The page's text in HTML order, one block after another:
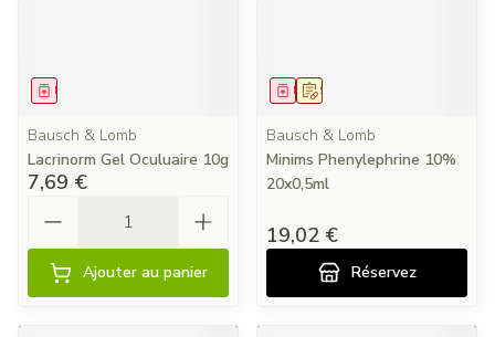
Médicament
Bausch & Lomb
Lacrinorm Gel Oculuaire 10g
7,69 €
Ajouter au panier
Sur prescription
Médicament
Bausch & Lomb
Minims Phenylephrine 10%
20x0,5ml
19,02 €
Réservez